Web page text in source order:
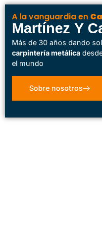
A la vanguardia en
Martínez Y
Más de 30 años dando
carpintería metálica
el mundo
Sobre nosotros